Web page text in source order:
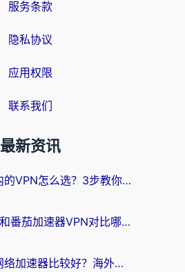
服务条款
隐私协议
应用权限
联系我们
最新资讯
从墨西哥回国内的VPN怎么选？3步教你无缝刷剧、玩国服游戏
ChickCN VPN和番茄加速器VPN对比哪个回国效果更好？海外党亲测后的真实答案
在国外用什么网络加速器比较好？海外党亲测：从痛点到解决方案的全攻略